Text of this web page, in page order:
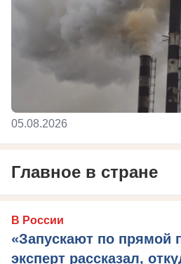
05.08.2026
Главное в стране
В России
«Запускают по прямой
эксперт рассказал,